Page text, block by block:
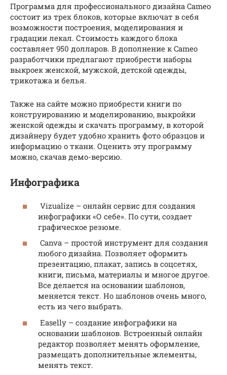
Программа для профессионального дизайна Cameo
состоит из трех блоков, которые включат в себя
возможности построения, моделирования и
градации лекал. Стоимость каждого блока
составляет 950 долларов. В дополнение к Cameo
разработчики предлагают приобрести наборы
выкроек женской, мужской, детской одежды,
трикотажа и белья.
Также на сайте можно приобрести книги по
конструированию и моделированию, выкройки
женской одежды и скачать программу, в которой
дизайнеру будет удобно хранить фото образцов и
информацию о ткани. Оценить эту программу
можно, скачав демо-версию.
Инфографика
Vizualize – онлайн сервис для создания
инфографики «О себе». По сути, создает
графическое резюме.
Canva – простой инструмент для создания
любого дизайна. Позволяет оформить
презентацию, плакат, запись в соцсетях,
книги, письма, материалы и многое другое.
Все делается на основании шаблонов,
меняется текст. Но шаблонов очень много,
есть из чего выбрать.
Easelly – создание инфографики на
основании шаблонов. Встроенный онлайн
редактор позволяет менять оформление,
размещать дополнительные жлементы,
менять текст.